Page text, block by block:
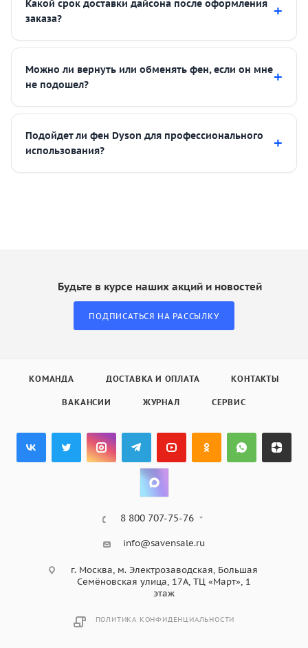
Какой срок доставки дайсона после оформления
заказа?
Можно ли вернуть или обменять фен, если он мне
не подошел?
Подойдет ли фен Dyson для профессионального
использования?
Будьте в курсе наших акций и новостей
ПОДПИСАТЬСЯ НА РАССЫЛКУ
КОМАНДА ДОСТАВКА И ОПЛАТА КОНТАКТЫ
ВАКАНСИИ ЖУРНАЛ СЕРВИС
8 800 707-75-76
info@savensale.ru
г. Москва, м. Электрозаводская, Большая
Семёновская улица, 17А, ТЦ «Март», 1
этаж
ПОЛИТИКА КОНФИДЕНЦИАЛЬНОСТИ